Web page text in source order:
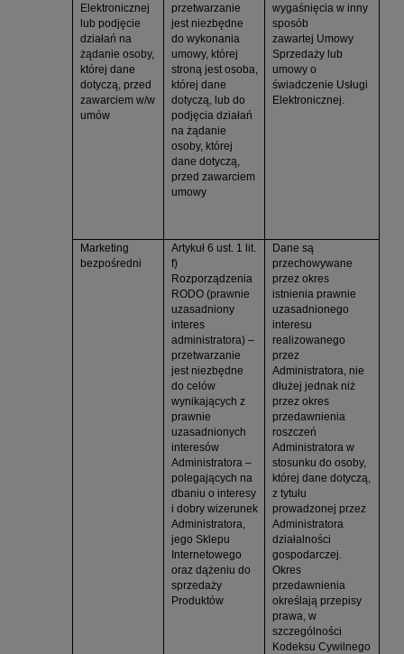
Elektronicznej
lub podjęcie
działań na
żądanie osoby,
której dane
dotyczą, przed
zawarciem w/w
umów
przetwarzanie
jest niezbędne
do wykonania
umowy, której
stroną jest osoba,
której dane
dotyczą, lub do
podjęcia działań
na żądanie
osoby, której
dane dotyczą,
przed zawarciem
umowy
wygaśnięcia w inny
sposób
zawartej Umowy
Sprzedaży lub
umowy o
świadczenie Usługi
Elektronicznej.
Marketing
bezpośredni
Artykuł 6 ust. 1 lit.
f)
Rozporządzenia
RODO (prawnie
uzasadniony
interes
administratora) –
przetwarzanie
jest niezbędne
do celów
wynikających z
prawnie
uzasadnionych
interesów
Administratora –
polegających na
dbaniu o interesy
i dobry wizerunek
Administratora,
jego Sklepu
Internetowego
oraz dążeniu do
sprzedaży
Produktów
Dane są
przechowywane
przez okres
istnienia prawnie
uzasadnionego
interesu
realizowanego
przez
Administratora, nie
dłużej jednak niż
przez okres
przedawnienia
roszczeń
Administratora w
stosunku do osoby,
której dane dotyczą,
z tytułu
prowadzonej przez
Administratora
działalności
gospodarczej.
Okres
przedawnienia
określają przepisy
prawa, w
szczególności
Kodeksu Cywilnego